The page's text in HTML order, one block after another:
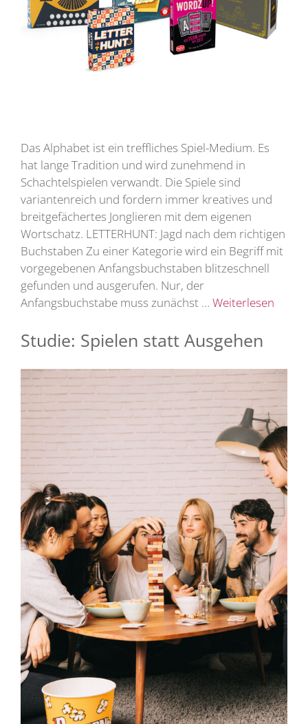
Das Alphabet ist ein treffliches Spiel-Medium. Es
hat lange Tradition und wird zunehmend in
Schachtelspielen verwandt. Die Spiele sind
variantenreich und fordern immer kreatives und
breitgefächertes Jonglieren mit dem eigenen
Wortschatz. LETTERHUNT: Jagd nach dem richtigen
Buchstaben Zu einer Kategorie wird ein Begriff mit
vorgegebenen Anfangsbuchstaben blitzeschnell
gefunden und ausgerufen. Nur, der
Anfangsbuchstabe muss zunächst … Weiterlesen
Studie: Spielen statt Ausgehen